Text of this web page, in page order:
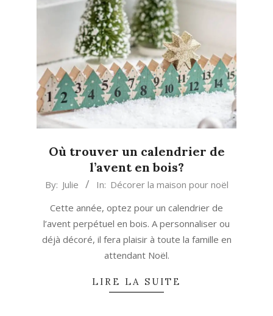
Où trouver un calendrier de
l’avent en bois?
2021-
By: Julie In: Décorer la maison pour noël
Cette année, optez pour un calendrier de
l’avent perpétuel en bois. A personnaliser ou
déjà décoré, il fera plaisir à toute la famille en
attendant Noël.
LIRE LA SUITE